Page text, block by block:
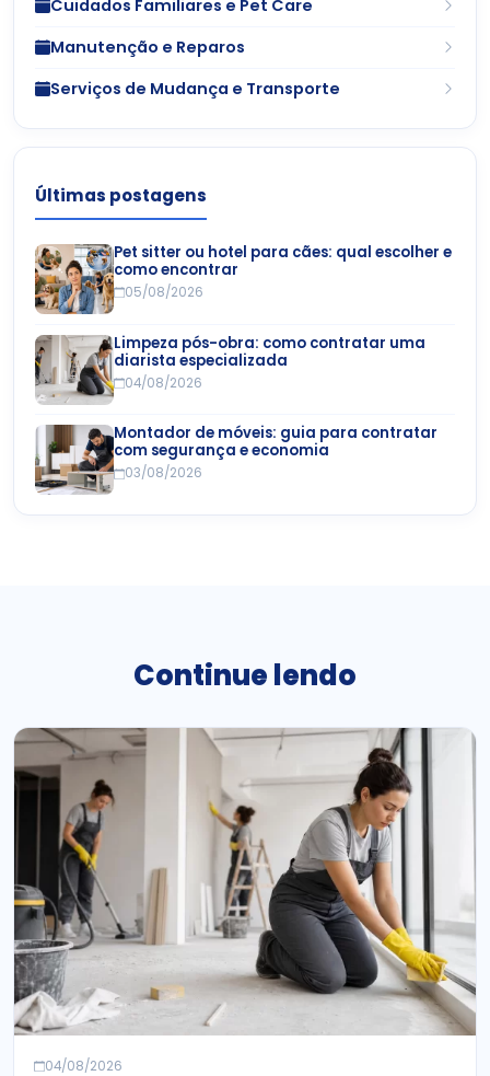
Cuidados Familiares e Pet Care
Manutenção e Reparos
Serviços de Mudança e Transporte
Últimas postagens
Pet sitter ou hotel para cães: qual escolher e
como encontrar
05/08/2026
Limpeza pós-obra: como contratar uma
diarista especializada
04/08/2026
Montador de móveis: guia para contratar
com segurança e economia
03/08/2026
Continue lendo
04/08/2026